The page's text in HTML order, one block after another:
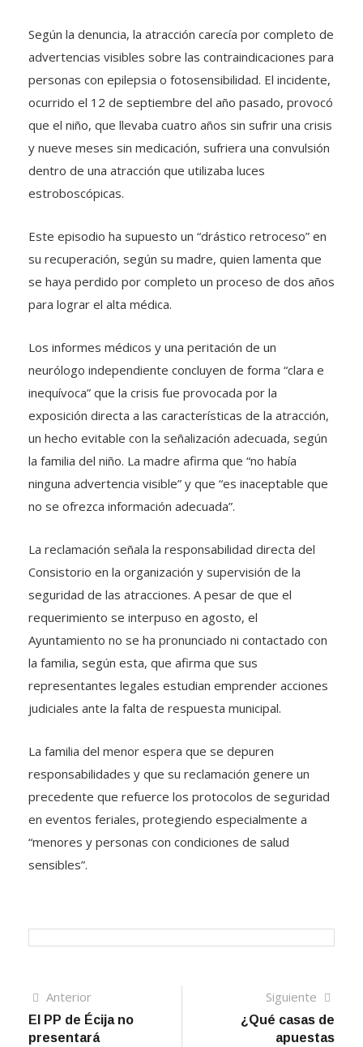
Según la denuncia, la atracción carecía por completo de
advertencias visibles sobre las contraindicaciones para
personas con epilepsia o fotosensibilidad. El incidente,
ocurrido el 12 de septiembre del año pasado, provocó
que el niño, que llevaba cuatro años sin sufrir una crisis
y nueve meses sin medicación, sufriera una convulsión
dentro de una atracción que utilizaba luces
estroboscópicas.
Este episodio ha supuesto un “drástico retroceso” en
su recuperación, según su madre, quien lamenta que
se haya perdido por completo un proceso de dos años
para lograr el alta médica.
Los informes médicos y una peritación de un
neurólogo independiente concluyen de forma “clara e
inequívoca” que la crisis fue provocada por la
exposición directa a las características de la atracción,
un hecho evitable con la señalización adecuada, según
la familia del niño. La madre afirma que “no había
ninguna advertencia visible” y que “es inaceptable que
no se ofrezca información adecuada”.
La reclamación señala la responsabilidad directa del
Consistorio en la organización y supervisión de la
seguridad de las atracciones. A pesar de que el
requerimiento se interpuso en agosto, el
Ayuntamiento no se ha pronunciado ni contactado con
la familia, según esta, que afirma que sus
representantes legales estudian emprender acciones
judiciales ante la falta de respuesta municipal.
La familia del menor espera que se depuren
responsabilidades y que su reclamación genere un
precedente que refuerce los protocolos de seguridad
en eventos feriales, protegiendo especialmente a
“menores y personas con condiciones de salud
sensibles”.
Navegación
de
AnteriorArtículo
anterior
El PP de Écija no
presentará
Siguiente
¿Qué casas de
apuestas